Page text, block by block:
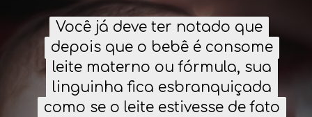
Você já deve ter notado que
depois que o bebê é consome
leite materno ou fórmula, sua
linguinha fica esbranquiçada
como se o leite estivesse de fato
Você já deve ter notado que
depois que o bebê é consome
leite materno ou fórmula, sua
linguinha fica esbranquiçada
como se o leite estivesse de fato